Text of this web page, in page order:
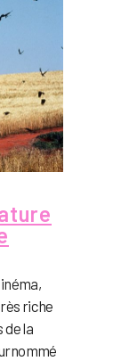
riche
de la